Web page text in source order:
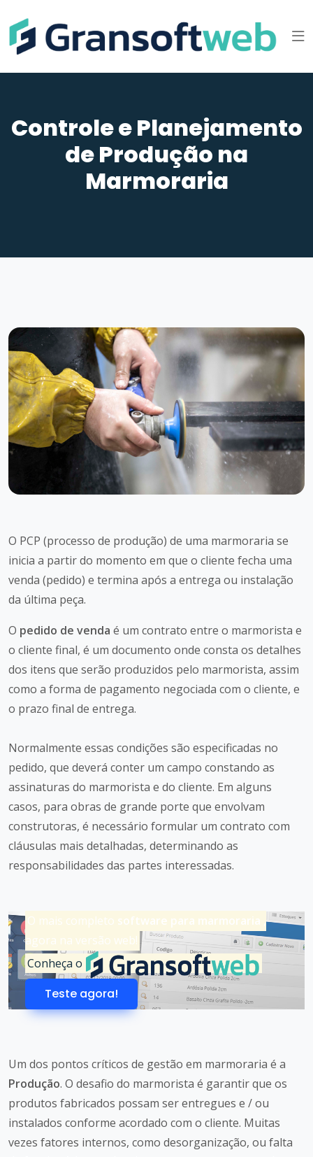
Controle e Planejamento
de Produção na
Marmoraria
O PCP (processo de produção) de uma marmoraria se
inicia a partir do momento em que o cliente fecha uma
venda (pedido) e termina após a entrega ou instalação
da última peça.
O pedido de venda é um contrato entre o marmorista e
o cliente final, é um documento onde consta os detalhes
dos itens que serão produzidos pelo marmorista, assim
como a forma de pagamento negociada com o cliente, e
o prazo final de entrega.
Normalmente essas condições são especificadas no
pedido, que deverá conter um campo constando as
assinaturas do marmorista e do cliente. Em alguns
casos, para obras de grande porte que envolvam
construtoras, é necessário formular um contrato com
cláusulas mais detalhadas, determinando as
responsabilidades das partes interessadas.
O mais completo software para marmoraria ,
agora na versão web!
Conheça o
Teste agora!
Um dos pontos críticos de gestão em marmoraria é a
Produção. O desafio do marmorista é garantir que os
produtos fabricados possam ser entregues e / ou
instalados conforme acordado com o cliente. Muitas
vezes fatores internos, como desorganização, ou falta